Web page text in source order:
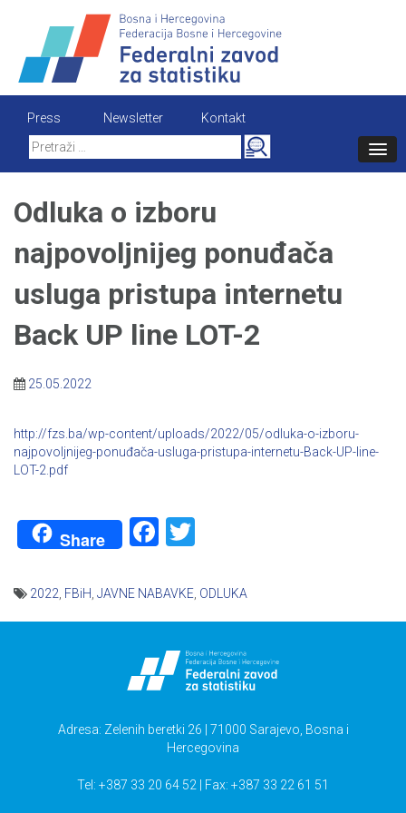
content
Press Newsletter
Kontakt
Search
for:
Odluka o izboru
najpovoljnijeg ponuđača
usluga pristupa internetu
Back UP line LOT-2
25.05.2022
http://fzs.ba/wp-content/uploads/2022/05/odluka-o-izboru-
najpovoljnijeg-ponuđača-usluga-pristupa-internetu-Back-UP-line-
LOT-2.pdf
Share Facebook
2022 FBiH JAVNE NABAVKE ODLUKA
Adresa: Zelenih beretki 26 | 71000 Sarajevo, Bosna i
Hercegovina
Tel: +387 33 20 64 52 | Fax: +387 33 22 61 51